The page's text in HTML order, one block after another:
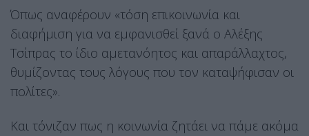
Όπως αναφέρουν «τόση επικοινωνία και
διαφήμιση για να εμφανισθεί ξανά ο Αλέξης
Τσίπρας το ίδιο αμετανόητος και απαράλλαχτος,
θυμίζοντας τους λόγους που τον καταψήφισαν οι
πολίτες».
Και τόνιζαν πως η κοινωνία ζητάει να πάμε ακόμα